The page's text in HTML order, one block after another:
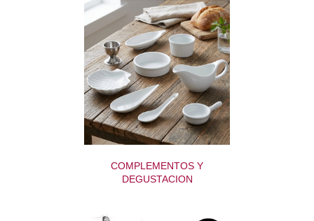
COMPLEMENTOS Y
DEGUSTACION